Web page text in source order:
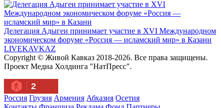
Делегация Адыгеи принимает участие в XVI Международном
экономическом форуме «Россия — исламский мир» в Казани
LIVEKAVKAZ
Copyright © Живой Кавказ 2018-2026. Все права защищены.
Проект Медиа Холдинга "НатПресс".
2
Россия Грузия Армения Абхазия Осетия